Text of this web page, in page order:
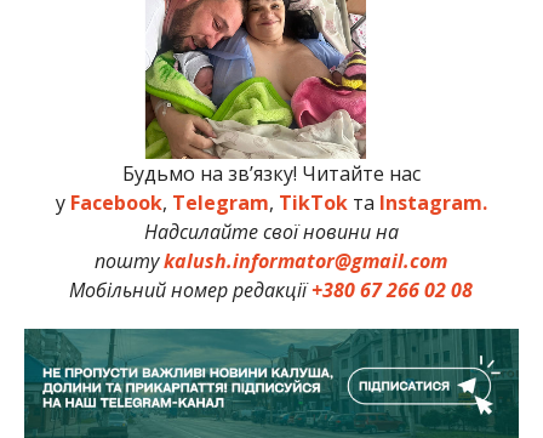
Будьмо на зв’язку! Читайте нас
у Facebook, Telegram, TikTokта Instagram.
Надсилайте свої новини на
поштуkalush.informator@gmail.com
Мобільний номер редакції+380 67 266 02 08